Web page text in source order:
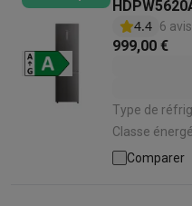
4.4 6 avis
999,00 €
Type de
Classe énergétique: A |
Système de
Comparer